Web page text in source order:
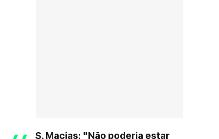
S. Macias: "Não poderia estar